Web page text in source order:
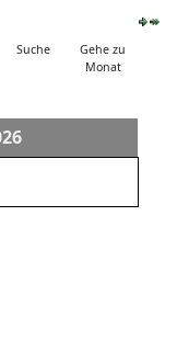
Suche
Gehe zu
Monat